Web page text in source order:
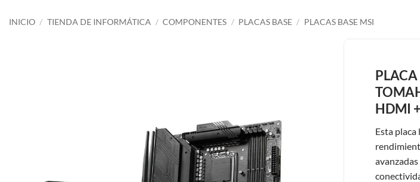
INICIO / TIENDA DE INFORMÁTICA / COMPONENTES / PLACAS BASE / PLACAS BASE MSI
HDMI
Esta